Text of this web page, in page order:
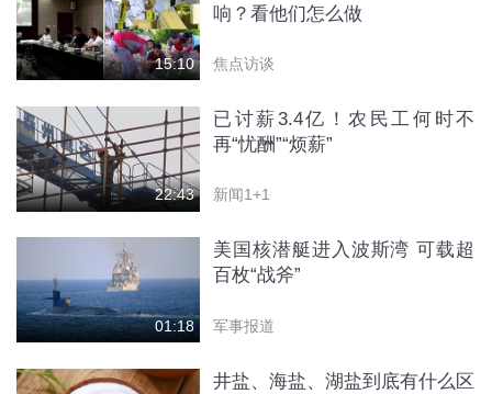
15:10
响？看他们怎么做
焦点访谈
22:43
已讨薪3.4亿！农民工何时不
再“忧酬”“烦薪”
新闻1+1
01:18
美国核潜艇进入波斯湾 可载超
百枚“战斧”
军事报道
井盐、海盐、湖盐到底有什么区